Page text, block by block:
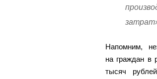
Напомним,
на граждан в
тысяч